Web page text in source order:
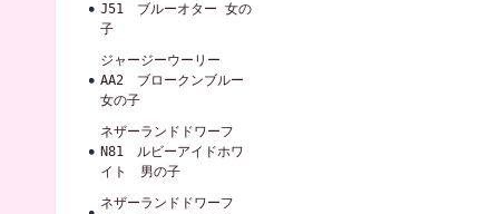
J51 ブルーオター 女の
子
ジャージーウーリー
AA2 ブロークンブルー
女の子
ネザーランドドワーフ
N81 ルビーアイドホワ
イト 男の子
ネザーランドドワーフ